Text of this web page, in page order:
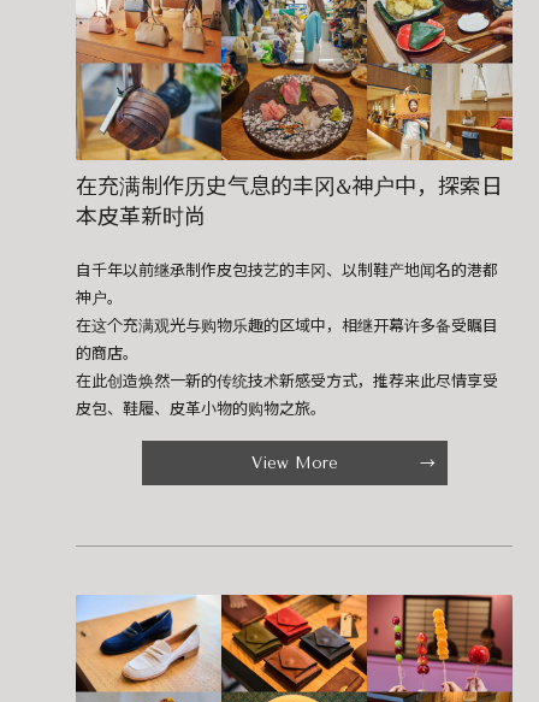
在充满制作历史气息的丰冈&神户中，探索日
本皮革新时尚
自千年以前继承制作皮包技艺的丰冈、以制鞋产地闻名的港都
神户。
在这个充满观光与购物乐趣的区域中，相继开幕许多备受瞩目
的商店。
在此创造焕然一新的传统技术新感受方式，推荐来此尽情享受
皮包、鞋履、皮革小物的购物之旅。
View More